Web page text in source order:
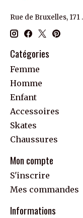
Rue de Bruxelles, 171
Catégories
Femme
Homme
Enfant
Accessoires
Skates
Chaussures
Mon compte
S'inscrire
Mes commandes
Informations